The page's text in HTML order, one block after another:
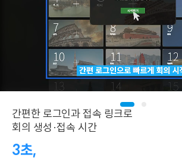
간편한 로그인과 접속 링크로
회의 생성·접속 시간
3초,